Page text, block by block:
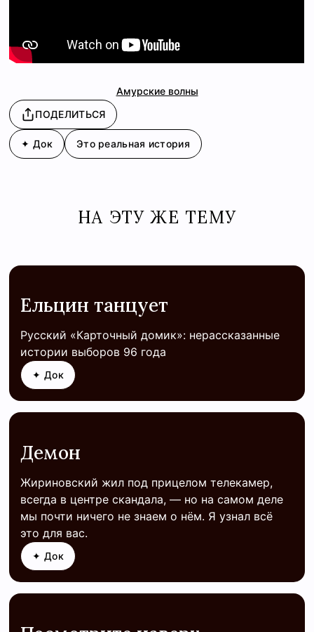
Амурские волны
ПОДЕЛИТЬСЯ
✦ Док Это реальная история
НА ЭТУ ЖЕ ТЕМУ
Ельцин танцует
Русский «Карточный домик»: нерассказанные
истории выборов 96 года
✦ Док
Демон
Жириновский жил под прицелом телекамер,
всегда в центре скандала, — но на самом деле
мы почти ничего не знаем о нём. Я узнал всё
это для вас.
✦ Док